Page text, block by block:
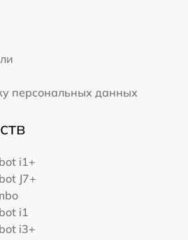
персональных данных
i1+
J7+
i1
i3+